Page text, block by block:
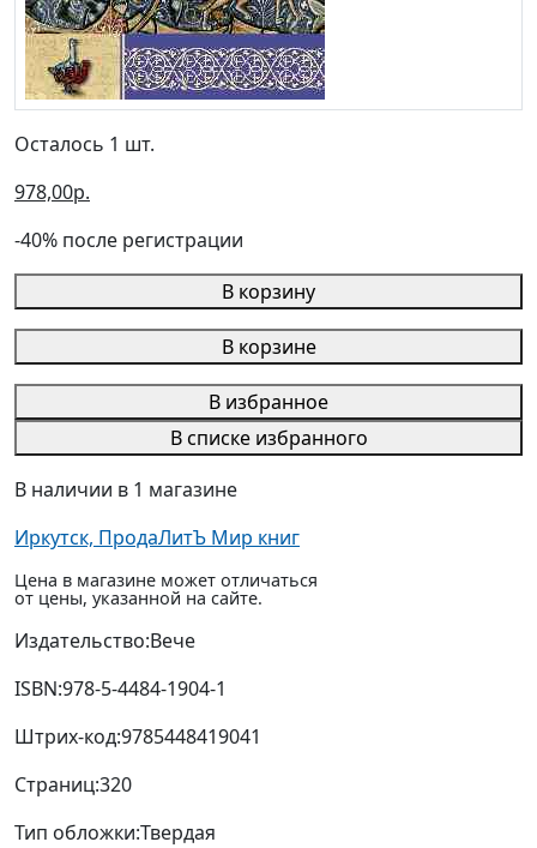
Осталось 1 шт.
978,00р.
-40% после регистрации
В корзину
В корзине
В избранное
В списке избранного
В наличии в 1 магазине
Иркутск, ПродаЛитЪ Мир книг
Цена в магазине может отличаться
от цены, указанной на сайте.
Издательство:Вече
ISBN:978-5-4484-1904-1
Штрих-код:9785448419041
Страниц:320
Тип обложки:Твердая